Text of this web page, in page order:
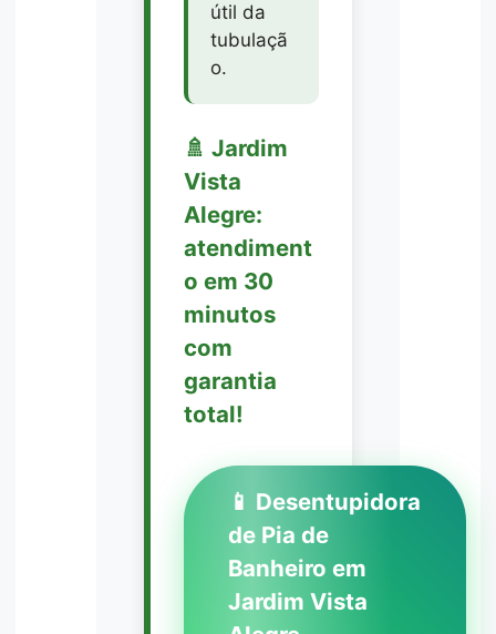
útil da
tubulaçã
o.
🚿 Jardim
Vista
Alegre:
atendiment
o em 30
minutos
com
garantia
total!
📱 Desentupidora
de Pia de
Banheiro em
Jardim Vista